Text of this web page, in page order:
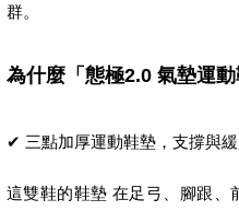
群。
為什麼「態極2.0 氣墊運
✔ 三點加厚運動鞋墊，支撐與緩
這雙鞋的鞋墊 在足弓、腳跟、